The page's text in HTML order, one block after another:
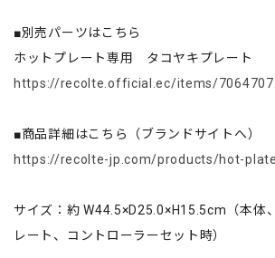
■別売パーツはこちら
ホットプレート専用 タコヤキプレート
https://recolte.official.ec/items/
■商品詳細はこちら（ブランドサイトへ）
https://recolte-jp.com/products/hot-
サイズ：約 W44.5×D25.0×H15.5cm（本体
レート、コントローラーセット時）